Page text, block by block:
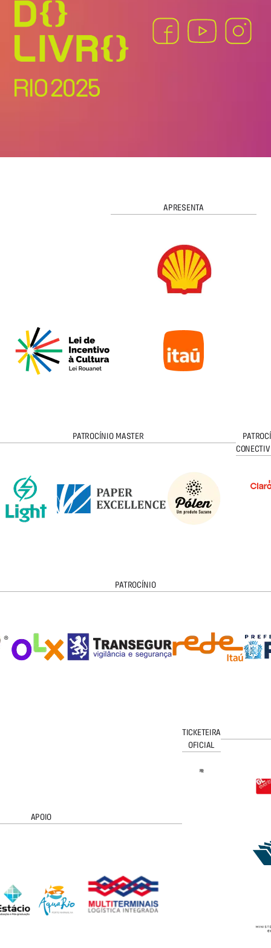
APRESENTA
PATROCÍNIO MASTER
PATROCÍNIO
APOIO
TICKETEIRA
OFICIAL